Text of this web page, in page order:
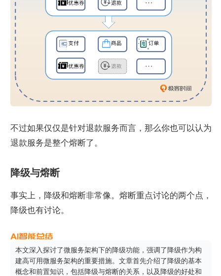
不过如果仅仅是针对退款服务而言，那么你也可以认为
退款服务是整个熔断了。
降级与熔断
事实上，降级和熔断非常像。熔断重点讨论的两个点，
降级也有讨论。
本文深入探讨了微服务架构下的降级功能，强调了降级作为构
建高可用微服务架构的重要措施。文章首先介绍了降级的基本
概念和前置知识，包括降级与熔断的关系，以及降级的好处和